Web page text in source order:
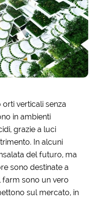
orti verticali senza
in ambienti
grazie a luci
In alcuni
del futuro, ma
sono destinate a
farm sono un vero
sul mercato, in